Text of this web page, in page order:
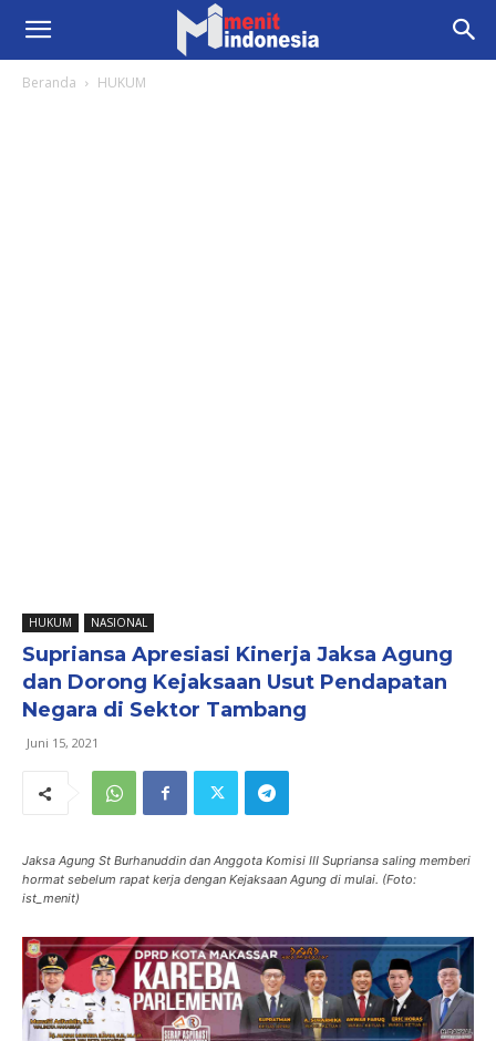
Beranda HUKUM
HUKUM NASIONAL
Supriansa Apresiasi Kinerja Jaksa Agung
dan Dorong Kejaksaan Usut Pendapatan
Negara di Sektor Tambang
Juni 15, 2021
Jaksa Agung St Burhanuddin dan Anggota Komisi III Supriansa saling memberi
hormat sebelum rapat kerja dengan Kejaksaan Agung di mulai. (Foto:
ist_menit)